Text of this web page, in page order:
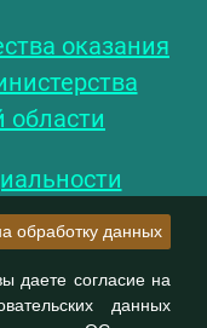
оказания
области
обработку данных
даете согласие на
данных